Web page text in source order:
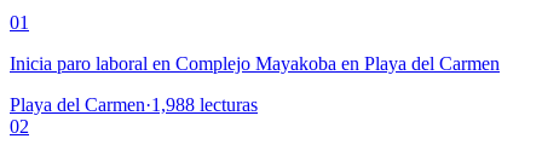
01
Inicia paro laboral en Complejo Mayakoba en Playa del Carmen
Playa del Carmen·1,988 lecturas
02